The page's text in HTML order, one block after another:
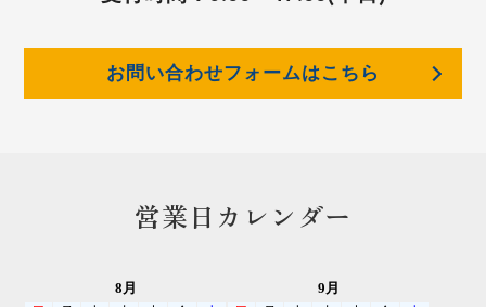
お問い合わせフォームはこちら
営業日カレンダー